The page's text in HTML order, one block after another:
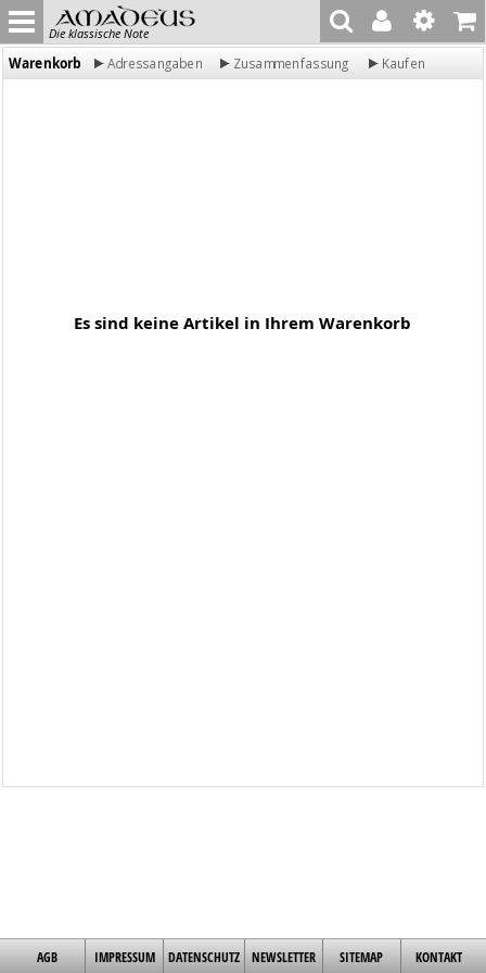
Die klassische Note
Warenkorb Adressangaben Zusammenfassung Kaufen
Es sind keine Artikel in Ihrem Warenkorb
AGB IMPRESSUM DATENSCHUTZ NEWSLETTER SITEMAP KONTAKT